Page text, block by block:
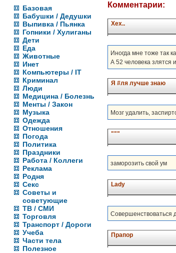
Базовая
Бабушки / Дедушки
Выпивка / Пьянка
Гопники / Хулиганы
Дети
Еда
Животные
Инет
Компьютеры / IT
Криминал
Люди
Медицина / Болезнь
Менты / Закон
Музыка
Одежда
Отношения
Погода
Политика
Праздники
Работа / Коллеги
Реклама
Родня
Секс
Советы и
советующие
ТВ / СМИ
Торговля
Транспорт / Дороги
Учеба
Части тела
Полезное
Комментарии:
Хех..
Иногда мне тоже так
А 52 человека злятся
Я #ля лучше знаю
Мозг удалить,
"""
заморозить свой ум
Lady
Совершенствоваться
Прапор